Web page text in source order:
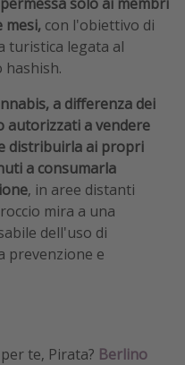
mesi, con l'obiettivo di
turistica legata al
hashish.
a differenza dei
autorizzati a vendere
distribuirla ai propri
a consumarla
, in aree distanti
mira a una
dell'uso di
prevenzione e
te, Pirata? Berlino